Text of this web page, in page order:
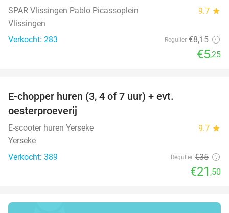
SPAR Vlissingen Pablo Picassoplein 9.7 star
Vlissingen
Verkocht: 283
Regulier €8,15
€5,25
E-chopper huren (3, 4 of 7 uur) + evt.
oesterproeverij
E-scooter huren Yerseke 9.7 star
Yerseke
Verkocht: 389
Regulier €35
€21 ,50